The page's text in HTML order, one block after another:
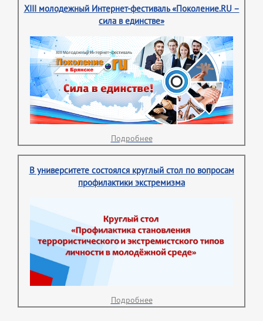
XIII молодежный Интернет-фестиваль «Поколение.RU –
сила в единстве»
Подробнее
В университете состоялся круглый стол по вопросам
профилактики экстремизма
Подробнее